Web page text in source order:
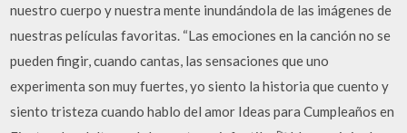
nuestro cuerpo y nuestra mente inundándola de las imágenes de
nuestras películas favoritas. “Las emociones en la canción no se
pueden fingir, cuando cantas, las sensaciones que uno
experimenta son muy fuertes, yo siento la historia que cuento y
siento tristeza cuando hablo del amor Ideas para Cumpleaños en